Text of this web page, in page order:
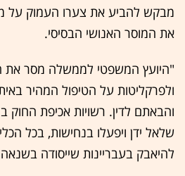
מבקש להביע את צערו העמוק על
את המוסר האנושי הבסיסי.
"היועץ המשפטי לממשלה מסר את
ולפרקליטות על הטיפול המהיר
והבאתם לדין. רשויות אכיפת החוק
שלאל ידן ויפעלו בנחישות, בכל
להיאבק בעבריינות שייסודה בשנאה